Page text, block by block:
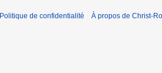
Politique de confidentialité À propos de Christ-